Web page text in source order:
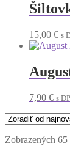
15,00 € s
7,90 € s
Zobrazených